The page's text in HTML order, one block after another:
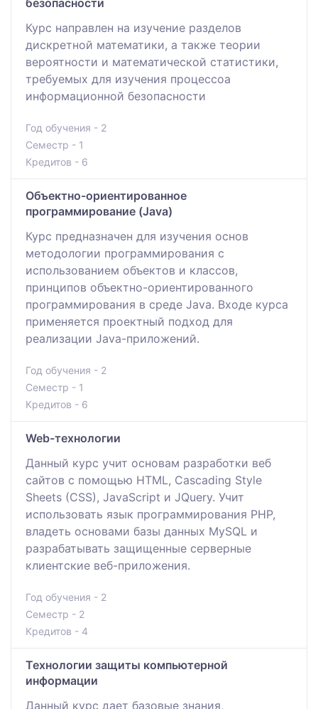
Курс направлен на изучение разделов
дискретной математики, а также теории
вероятности и математической статистики,
требуемых для изучения процессоа
информационной безопасности
Год обучения - 2
Семестр - 1
Кредитов - 6
Объектно-ориентированное
программирование (Java)
Курс предназначен для изучения основ
методологии программирования с
использованием объектов и классов,
принципов объектно-ориентированного
программирования в среде Java. Входе курса
применяется проектный подход для
реализации Java-приложений.
Год обучения - 2
Семестр - 1
Кредитов - 6
Web-технологии
Данный курс учит основам разработки веб
сайтов с помощью HTML, Cascading Style
Sheets (CSS), JavaScript и JQuery. Учит
использовать язык программирования PHP,
владеть основами базы данных MySQL и
разрабатывать защищенные серверные
клиентские веб-приложения.
Год обучения - 2
Семестр - 2
Кредитов - 4
Технологии защиты компьютерной
информации
Данный курс дает базовые знания,